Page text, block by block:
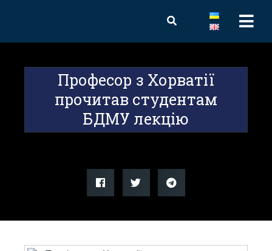
Професор з Хорватії
прочитав студентам
БДМУ лекцію